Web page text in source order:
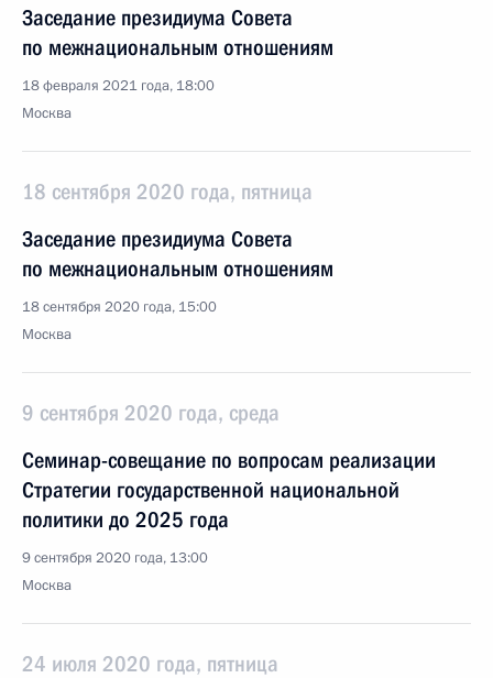
Заседание президиума Совета
по межнациональным отношениям
18 февраля 2021 года, 18:00
Москва
18 сентября 2020 года, пятница
Заседание президиума Совета
по межнациональным отношениям
18 сентября 2020 года, 15:00
Москва
9 сентября 2020 года, среда
Семинар-совещание по вопросам реализации
Стратегии государственной национальной
политики до 2025 года
9 сентября 2020 года, 13:00
Москва
24 июля 2020 года, пятница